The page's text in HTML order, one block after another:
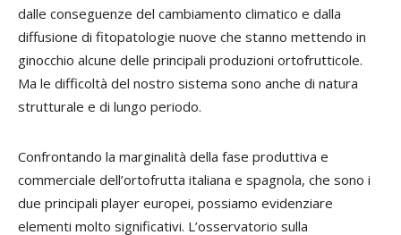
dalle conseguenze del cambiamento climatico e dalla
diffusione di fitopatologie nuove che stanno mettendo in
ginocchio alcune delle principali produzioni ortofrutticole.
Ma le difficoltà del nostro sistema sono anche di natura
strutturale e di lungo periodo.
Confrontando la marginalità della fase produttiva e
commerciale dell’ortofrutta italiana e spagnola, che sono i
due principali player europei, possiamo evidenziare
elementi molto significativi. L’osservatorio sulla